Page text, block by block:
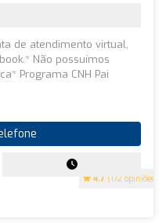
4.7 (172 opiniões)
de atendimento virtual,
Não possuímos
Programa CNH Pai